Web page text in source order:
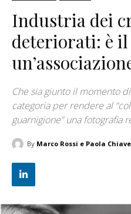
Industria dei
deteriorati: è
Che sia giunto il momento
categoria per rendere al
guarnigione” una fotografia
By Marco Rossi e Paola